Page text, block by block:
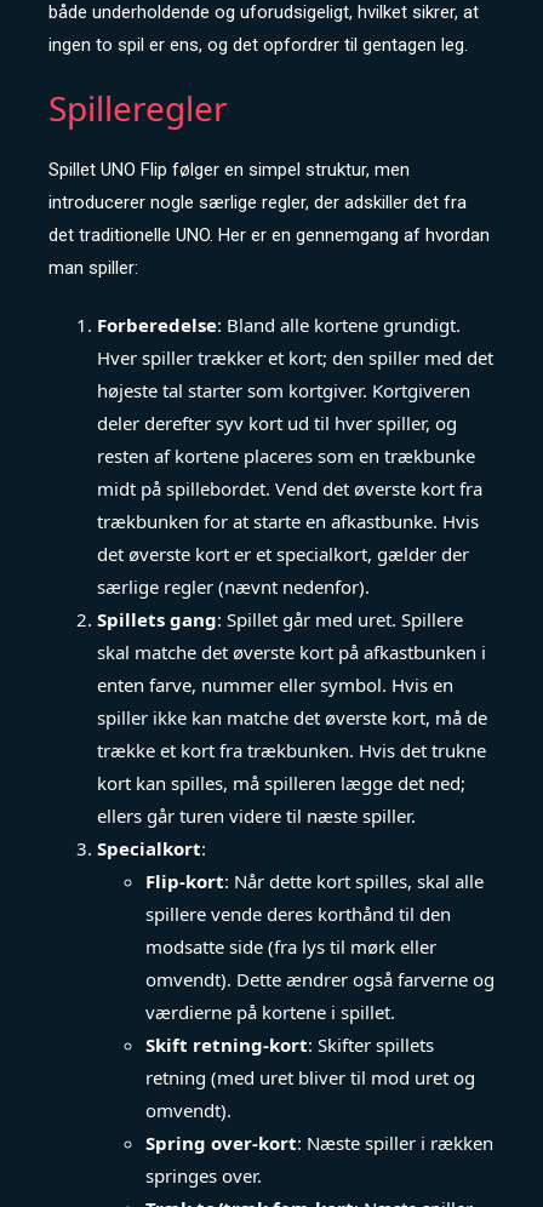
både underholdende og uforudsigeligt, hvilket sikrer, at
ingen to spil er ens, og det opfordrer til gentagen leg.
Spilleregler
Spillet UNO Flip følger en simpel struktur, men
introducerer nogle særlige regler, der adskiller det fra
det traditionelle UNO. Her er en gennemgang af hvordan
man spiller:
Forberedelse: Bland alle kortene grundigt.
Hver spiller trækker et kort; den spiller med det
højeste tal starter som kortgiver. Kortgiveren
deler derefter syv kort ud til hver spiller, og
resten af kortene placeres som en trækbunke
midt på spillebordet. Vend det øverste kort fra
trækbunken for at starte en afkastbunke. Hvis
det øverste kort er et specialkort, gælder der
særlige regler (nævnt nedenfor).
Spillets gang: Spillet går med uret. Spillere
skal matche det øverste kort på afkastbunken i
enten farve, nummer eller symbol. Hvis en
spiller ikke kan matche det øverste kort, må de
trække et kort fra trækbunken. Hvis det trukne
kort kan spilles, må spilleren lægge det ned;
ellers går turen videre til næste spiller.
Specialkort:
Flip-kort: Når dette kort spilles, skal alle
spillere vende deres korthånd til den
modsatte side (fra lys til mørk eller
omvendt). Dette ændrer også farverne og
værdierne på kortene i spillet.
Skift retning-kort: Skifter spillets
retning (med uret bliver til mod uret og
omvendt).
Spring over-kort: Næste spiller i rækken
springes over.